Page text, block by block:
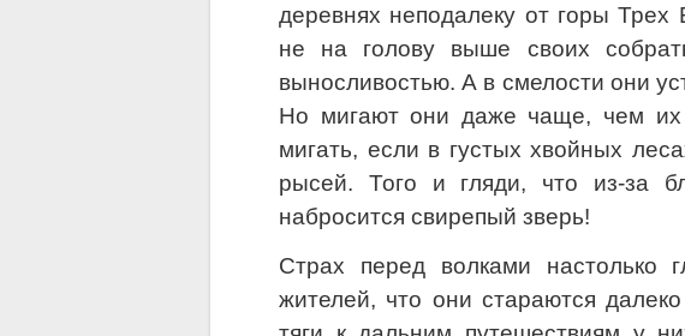
деревнях неподалеку от горы
не на голову выше своих
выносливостью. А в смелости они
Но мигают они даже чаще, чем их
мигать, если в густых хвойных
рысей. Того и гляди, что из-за
набросится свирепый зверь!
Страх перед волками настолько
жителей, что они стараются